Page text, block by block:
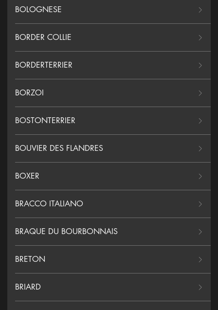
BOLOGNESE
BORDER COLLIE
BORDERTERRIER
BORZOI
BOSTONTERRIER
BOUVIER DES FLANDRES
BOXER
BRACCO ITALIANO
BRAQUE DU BOURBONNAIS
BRETON
BRIARD